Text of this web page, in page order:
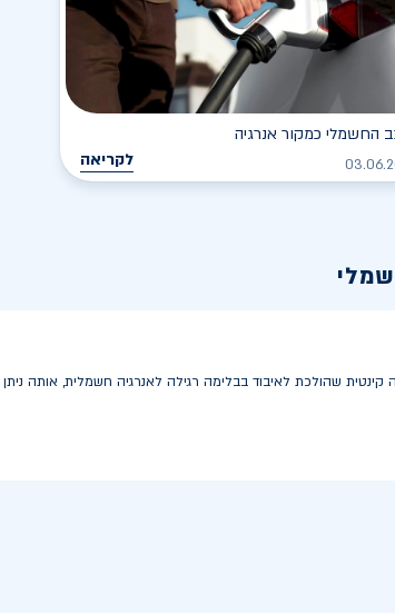
החשמלי כמקור אנרגיה
לקריאה
קינטית שהולכת לאיבוד בבלימה רגילה לאנרגיה חשמלית, אותה